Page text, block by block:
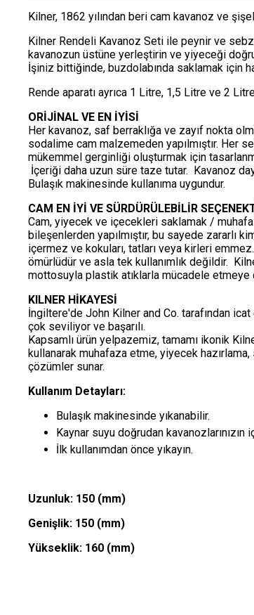
Kilner, 1862 yılından beri cam kavanoz ve
Kilner Rendeli Kavanoz Seti ile peynir ve
kavanozun üstüne yerleştirin ve yiyeceği
İşiniz bittiğinde, buzdolabında saklamak için
Rende aparatı ayrıca 1 Litre, 1,5 Litre ve 2
ORİJİNAL VE EN İYİSİ
Her kavanoz, saf berraklığa ve zayıf nokta
sodalime cam malzemeden yapılmıştır. Her
mükemmel gerginliği oluşturmak için
İçeriği daha uzun süre taze tutar. Kavanoz
Bulaşık makinesinde kullanıma uygundur.
CAM EN İYİ VE SÜRDÜRÜLEBİLİR
Cam, yiyecek ve içecekleri saklamak /
bileşenlerden yapılmıştır, bu sayede zararlı
içermez ve kokuları, tatları veya kirleri
ömürlüdür ve asla tek kullanımlık değildir.
mottosuyla plastik atıklarla mücadele etmeye
KILNER HİKAYESİ
İngiltere'de John Kilner and Co. tarafından
çok seviliyor ve başarılı.
Kapsamlı ürün yelpazemiz, tamamı ikonik
kullanarak muhafaza etme, yiyecek
çözümler sunar.
Kullanım Detayları:
Bulaşık makinesinde yıkanabilir.
Kaynar suyu doğrudan kavanozlarınızın
İlk kullanımdan önce yıkayın.
Uzunluk: 150 (mm)
Genişlik: 150 (mm)
Yükseklik: 160 (mm)